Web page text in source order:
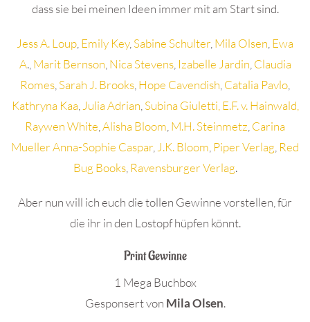
dass sie bei meinen Ideen immer mit am Start sind.
Jess A. Loup Emily Key, Sabine Schulter, Mila Olsen Ewa
A., Marit Bernson Nica Stevens, Izabelle Jardin Claudia
Romes Sarah J. Brooks Hope Cavendish Catalia Pavlo
Kathryna Kaa, Julia Adrian Subina Giuletti, E.F. v. Hainwald,
Raywen White Alisha Bloom M.H. Steinmetz Carina
MuellerAnna-Sophie Caspar, J.K. Bloom Piper Verlag Red
Bug Books, Ravensburger Verlag.
Aber nun will ich euch die tollen Gewinne vorstellen, für
die ihr in den Lostopf hüpfen könnt.
Print Gewinne
1 Mega Buchbox
Gesponsert von Mila Olsen.